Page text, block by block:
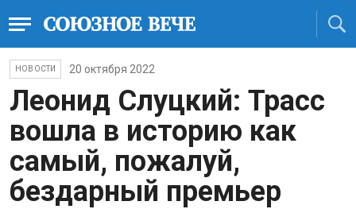
НОВОСТИ 20 октября 2022
Леонид Слуцкий: Трасс
вошла в историю как
самый, пожалуй,
бездарный премьер